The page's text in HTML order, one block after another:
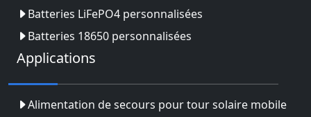
Batteries LiFePO4 personnalisées
Batteries 18650 personnalisées
Applications
Alimentation de secours pour tour solaire mobile